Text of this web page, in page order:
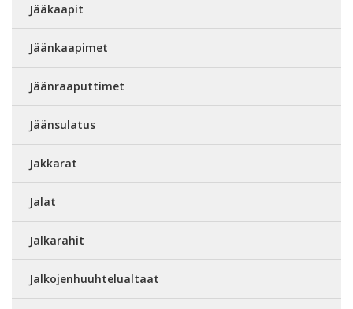
Jääkaapit
Jäänkaapimet
Jäänraaputtimet
Jäänsulatus
Jakkarat
Jalat
Jalkarahit
Jalkojenhuuhtelualtaat